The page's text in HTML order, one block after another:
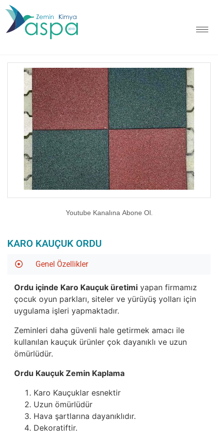
Youtube Kanalına Abone Ol.
KARO KAUÇUK ORDU
Genel Özellikler
Ordu içinde Karo Kauçuk üretimi yapan firmamız
çocuk oyun parkları, siteler ve yürüyüş yolları için
uygulama işleri yapmaktadır.
Zeminleri daha güvenli hale getirmek amacı ile
kullanılan kauçuk ürünler çok dayanıklı ve uzun
ömürlüdür.
Ordu Kauçuk Zemin Kaplama
Karo Kauçuklar esnektir
Uzun ömürlüdür
Hava şartlarına dayanıklıdır.
Dekoratiftir.